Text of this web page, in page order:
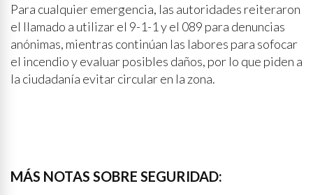
Para cualquier emergencia, las autoridades reiteraron
el llamado a utilizar el 9-1-1 y el 089 para denuncias
anónimas, mientras continúan las labores para sofocar
el incendio y evaluar posibles daños, por lo que piden a
la ciudadanía evitar circular en la zona.
MÁS NOTAS SOBRE SEGURIDAD: